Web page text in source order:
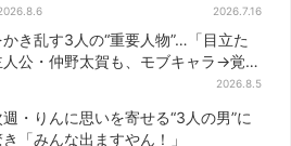
ン
て
き「似てる人かと思った
ら…」
2026.7.16
き乱す3人の“重要人物”…「目立た
人公・仲野太賀も、モブキャラ→覚醒
2026.8.5
・りんに思いを寄せる“3人の男”に
「みんな出ますやん！」